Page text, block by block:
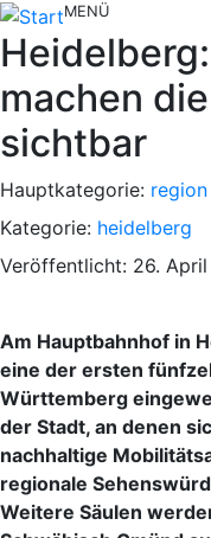
MENÜ
machen
sichtbar
Hauptkategorie: region
Kategorie: heidelberg
Veröffentlicht: 26. April
Am Hauptbahnhof in
eine der ersten
Württemberg
der Stadt, an denen
nachhaltige
regionale
Weitere Säulen